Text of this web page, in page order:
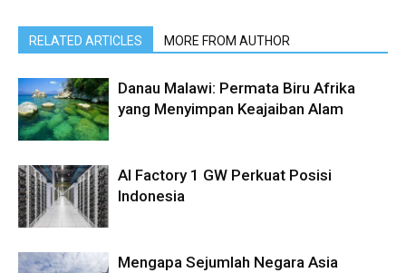
RELATED ARTICLES MORE FROM AUTHOR
Danau Malawi: Permata Biru Afrika
yang Menyimpan Keajaiban Alam
AI Factory 1 GW Perkuat Posisi
Indonesia
Mengapa Sejumlah Negara Asia